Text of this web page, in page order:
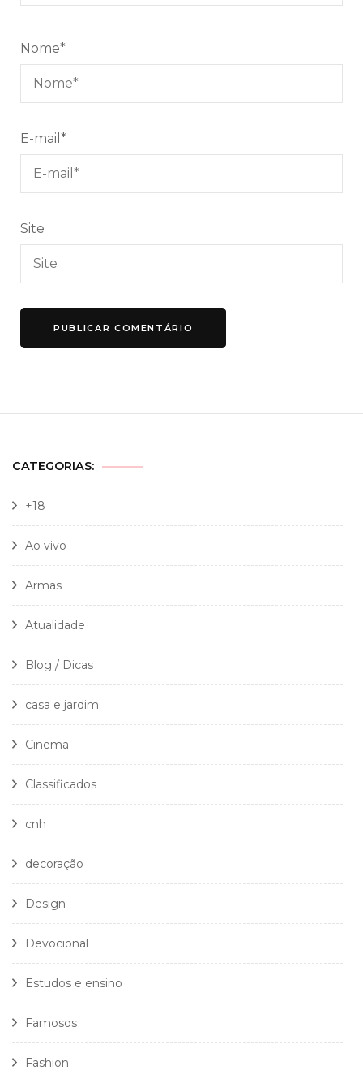
Nome*
E-mail *
Site
CATEGORIAS:
+18
Ao vivo
Armas
Atualidade
Blog / Dicas
casa e jardim
Cinema
Classificados
cnh
decoração
Design
Devocional
Estudos e ensino
Famosos
Fashion